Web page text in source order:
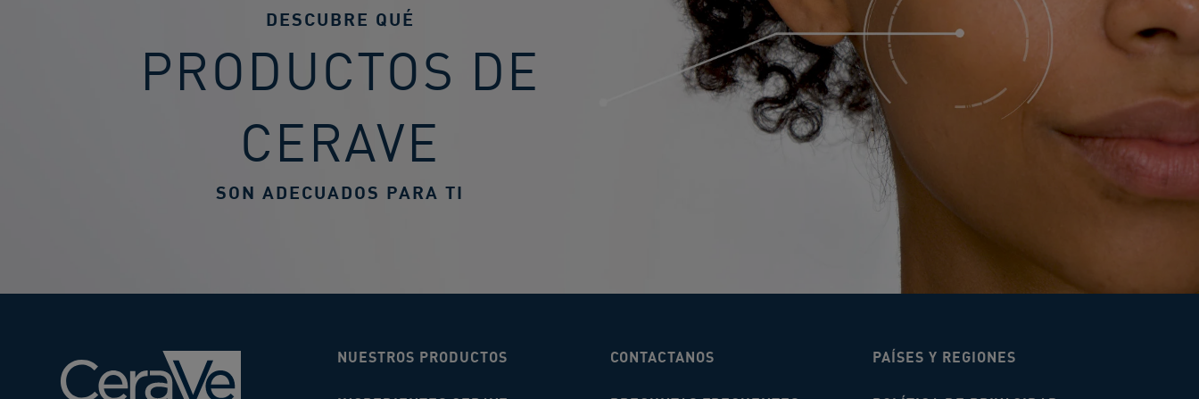
DESCUBRE QUÉ
PRODUCTOS DE
CERAVE
SON ADECUADOS PARA TI
NUESTROS PRODUCTOS CONTACTANOS PAÍSES Y REGIONES